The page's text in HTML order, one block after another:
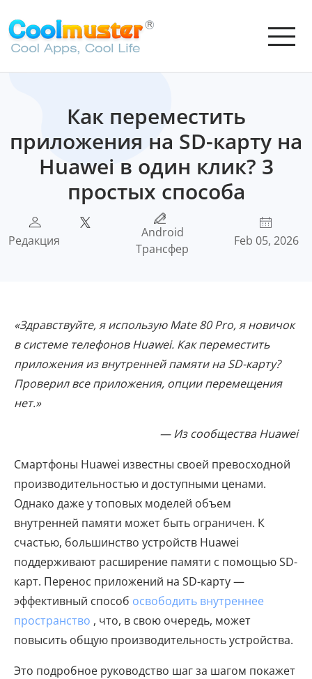
Как переместить
приложения на SD-карту на
Huawei в один клик? 3
простых способа
Редакция
Android
Трансфер
Feb 05, 2026
«Здравствуйте, я использую Mate 80 Pro, я новичок
в системе телефонов Huawei. Как переместить
приложения из внутренней памяти на SD-карту?
Проверил все приложения, опции перемещения
нет.»
— Из сообщества Huawei
Смартфоны Huawei известны своей превосходной
производительностью и доступными ценами.
Однако даже у топовых моделей объем
внутренней памяти может быть ограничен. К
счастью, большинство устройств Huawei
поддерживают расширение памяти с помощью SD-
карт. Перенос приложений на SD-карту —
эффективный способ освободить внутреннее
пространство , что, в свою очередь, может
повысить общую производительность устройства.
Это подробное руководство шаг за шагом покажет